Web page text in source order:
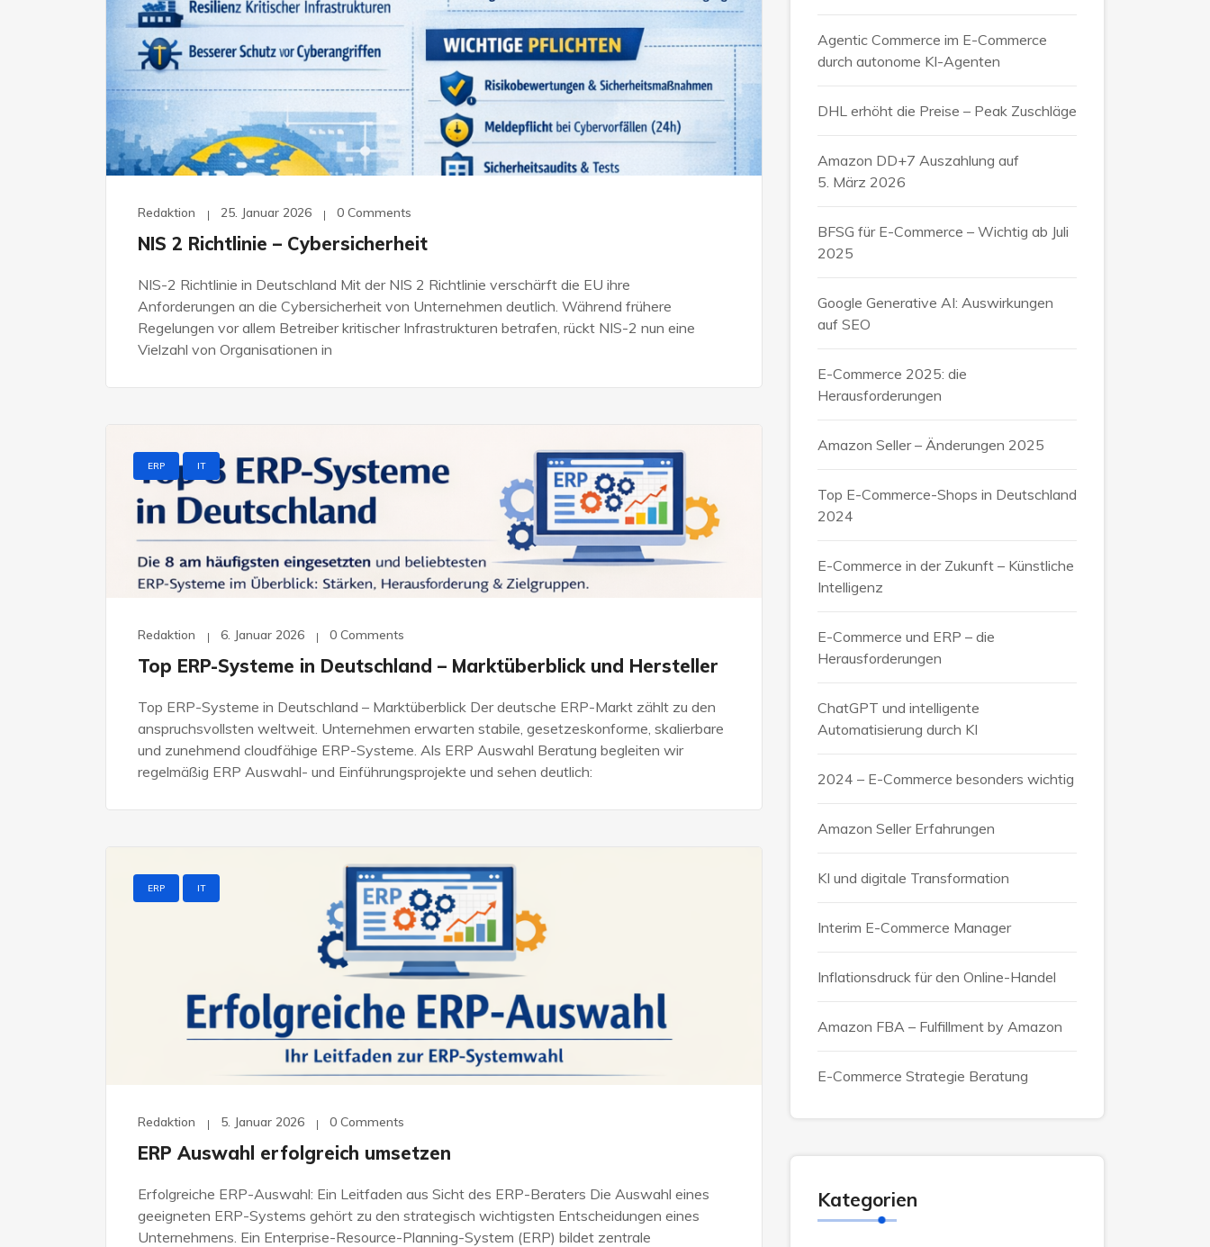
Redaktion 25. Januar 2026 0 Comments
NIS 2 Richtlinie – Cybersicherheit
NIS-2 Richtlinie in Deutschland Mit der NIS 2 Richtlinie verschärft die EU ihre
Anforderungen an die Cybersicherheit von Unternehmen deutlich. Während frühere
Regelungen vor allem Betreiber kritischer Infrastrukturen betrafen, rückt NIS-2 nun eine
Vielzahl von Organisationen in
ERP IT
Redaktion 6. Januar 2026 0 Comments
Top ERP-Systeme in Deutschland – Marktüberblick und Hersteller
Top ERP-Systeme in Deutschland – Marktüberblick Der deutsche ERP-Markt zählt zu den
anspruchsvollsten weltweit. Unternehmen erwarten stabile, gesetzeskonforme, skalierbare
und zunehmend cloudfähige ERP-Systeme. Als ERP Auswahl Beratung begleiten wir
regelmäßig ERP Auswahl- und Einführungsprojekte und sehen deutlich:
ERP IT
Redaktion 5. Januar 2026 0 Comments
ERP Auswahl erfolgreich umsetzen
Erfolgreiche ERP-Auswahl: Ein Leitfaden aus Sicht des ERP-Beraters Die Auswahl eines
geeigneten ERP-Systems gehört zu den strategisch wichtigsten Entscheidungen eines
Unternehmens. Ein Enterprise-Resource-Planning-System (ERP) bildet zentrale
Agentic Commerce im E-Commerce
durch autonome KI-Agenten
DHL erhöht die Preise – Peak Zuschläge
Amazon DD+7 Auszahlung auf
5. März 2026
BFSG für E-Commerce – Wichtig ab Juli
2025
Google Generative AI: Auswirkungen
auf SEO
E-Commerce 2025: die
Herausforderungen
Amazon Seller – Änderungen 2025
Top E-Commerce-Shops in Deutschland
2024
E-Commerce in der Zukunft – Künstliche
Intelligenz
E-Commerce und ERP – die
Herausforderungen
ChatGPT und intelligente
Automatisierung durch KI
2024 – E-Commerce besonders wichtig
Amazon Seller Erfahrungen
KI und digitale Transformation
Interim E-Commerce Manager
Inflationsdruck für den Online-Handel
Amazon FBA – Fulfillment by Amazon
E-Commerce Strategie Beratung
Kategorien